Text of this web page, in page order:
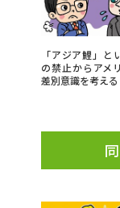
留学・進学関連
」の請求
高等学
「アジア鯉」と
の禁止からアメ
差別意識を考える